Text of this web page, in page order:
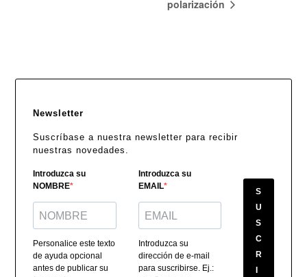
polarización
Newsletter
Suscríbase a nuestra newsletter para recibir
nuestras novedades.
Introduzca su
NOMBRE
Personalice este texto
de ayuda opcional
antes de publicar su
Introduzca su
EMAIL
Introduzca su
dirección de e-mail
para suscribirse. Ej.:
S
U
S
C
R